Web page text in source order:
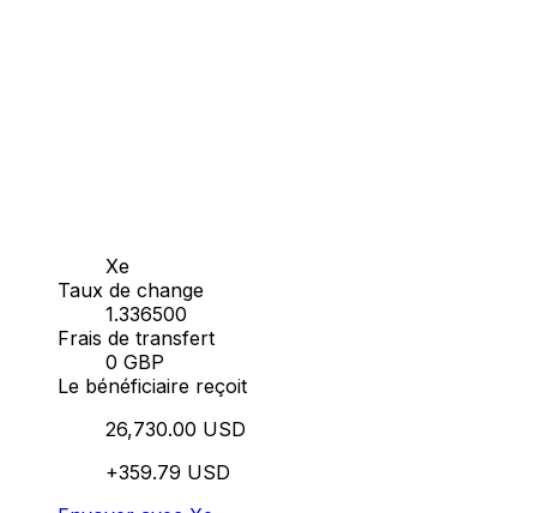
Xe
Taux de change
1.336500
Frais de transfert
0 GBP
Le bénéficiaire reçoit
26,730.00 USD
+359.79 USD